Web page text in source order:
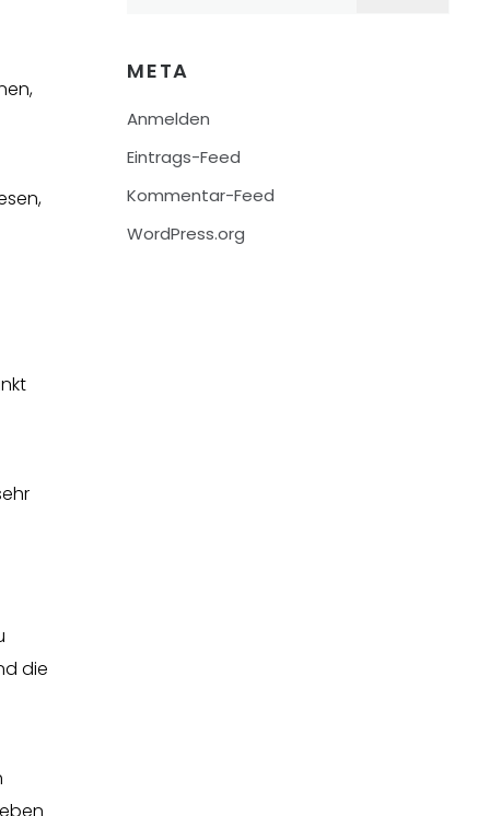
die
META
Anmelden
Eintrags-Feed
Kommentar-Feed
WordPress.org